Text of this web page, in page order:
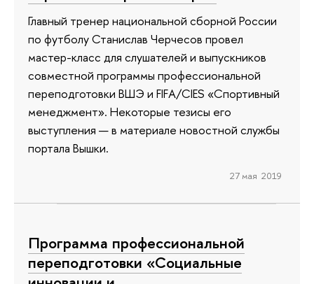
Главный тренер национальной сборной России
по футболу Станислав Черчесов провел
мастер-класс для слушателей и выпускников
совместной программы профессиональной
переподготовки ВШЭ и FIFA/CIES «Спортивный
менеджмент». Некоторые тезисы его
выступления — в материале новостной службы
портала Вышки.
27 мая 2019
Программа профессиональной
переподготовки «Социальные